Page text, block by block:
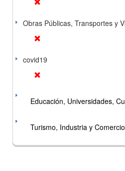
Obras Públicas, Transportes y
covid19
Educación, Universidades,
Turismo, Industria y